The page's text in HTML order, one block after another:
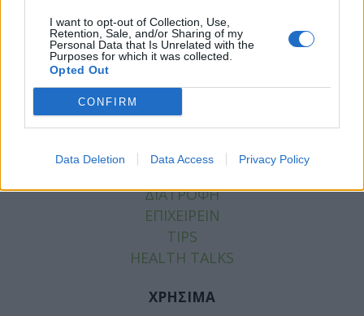
I want to opt-out of Collection, Use,
Retention, Sale, and/or Sharing of my
Personal Data that Is Unrelated with the
Purposes for which it was collected.
Opted Out
CONFIRM
Data Deletion Data Access Privacy Policy
ΕΙΔΗΣΕΙΣ
ΥΓΕΙΑ
ΠΑΙΔΙ
ΔΙΑΤΡΟΦΗ
ΕΠΙΧΕΙΡΕΙΝ
TIPS
HEALTH TALKS
ΧΡΗΣΙΜΑ